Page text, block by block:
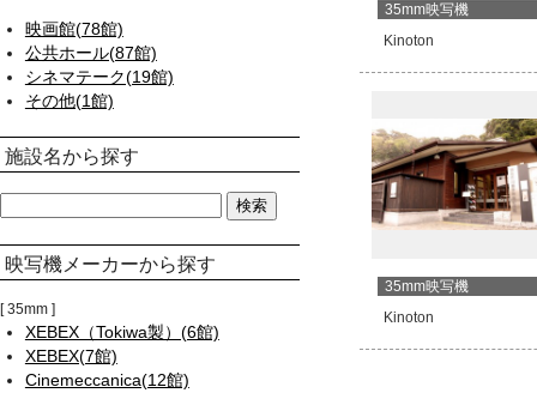
35mm映写機
Kinoton
35mm映写機
Kinoton
映画館(78館)
公共ホール(87館)
シネマテーク(19館)
その他(1館)
施設名から探す
映写機メーカーから探す
35mm
XEBEX（Tokiwa製）(6館)
XEBEX(7館)
Cinemeccanica(12館)